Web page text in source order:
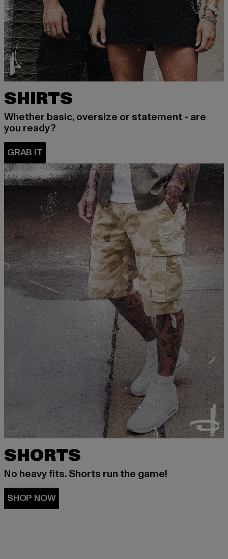
SHIRTS
Whether basic, oversize or statement - are
you ready?
SHORTS
No heavy fits. Shorts run the game!
SHOP NOW